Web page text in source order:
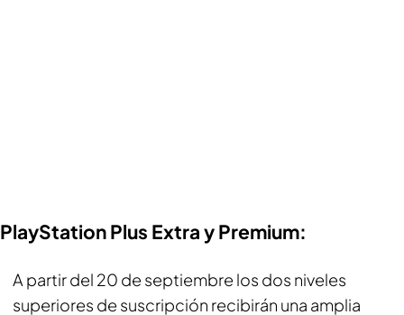
PlayStation Plus Extra y Premium:
A partir del 20 de septiembre los dos niveles
superiores de suscripción recibirán una amplia